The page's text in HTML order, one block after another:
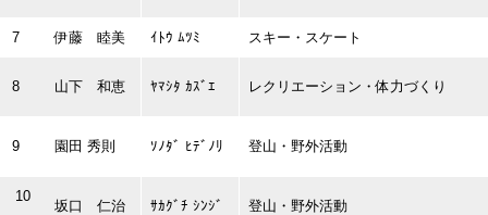
7 伊藤 睦美 ｲﾄｳ ﾑﾂﾐ スキー・スケート
8 山下 和恵 ﾔﾏｼﾀ ｶｽﾞｴ レクリエーション・体力づくり
9 園田 秀則 ｿﾉﾀﾞ ﾋﾃﾞﾉﾘ 登山・野外活動
10
坂口 仁治 ｻｶｸﾞﾁ ｼﾝｼﾞ 登山・野外活動